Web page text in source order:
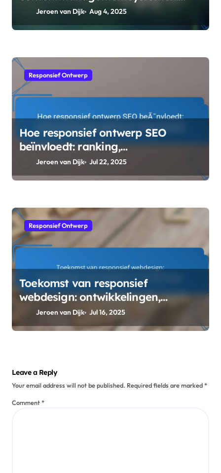
WordPress, Joomla en Drupal
vergelijking
Jeroen van Dijk Aug 4, 2025
Responsief Ontwerp
Hoe responsief ontwerp SEO
beïnvloedt: ranking,
gebruikersgedrag en siteprestaties
Jeroen van Dijk Jul 22, 2025
Responsief Ontwerp
Toekomst van responsief
webdesign: ontwikkelingen,
technologieën en verwachtingen
Jeroen van Dijk Jul 16, 2025
Leave a Reply
Your email address will not be published. Required fields are marked*
Comment*